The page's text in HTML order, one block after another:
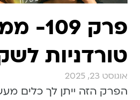
פרק
טורדניות
אוגוסט 23, 2025
הפרק הזה ייתן לך כלים